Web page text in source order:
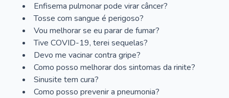
Enfisema pulmonar pode virar câncer?
Tosse com sangue é perigoso?
Vou melhorar se eu parar de fumar?
Tive COVID-19, terei sequelas?
Devo me vacinar contra gripe?
Como posso melhorar dos sintomas da rinite?
Sinusite tem cura?
Como posso prevenir a pneumonia?